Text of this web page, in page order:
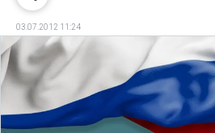
03.07.2012 11:24